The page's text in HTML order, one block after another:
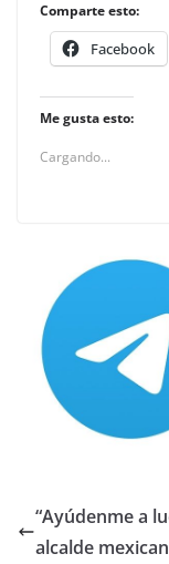
Comparte esto:
Facebook
Me gusta esto:
Cargando...
“Ayúdenme a
alcalde